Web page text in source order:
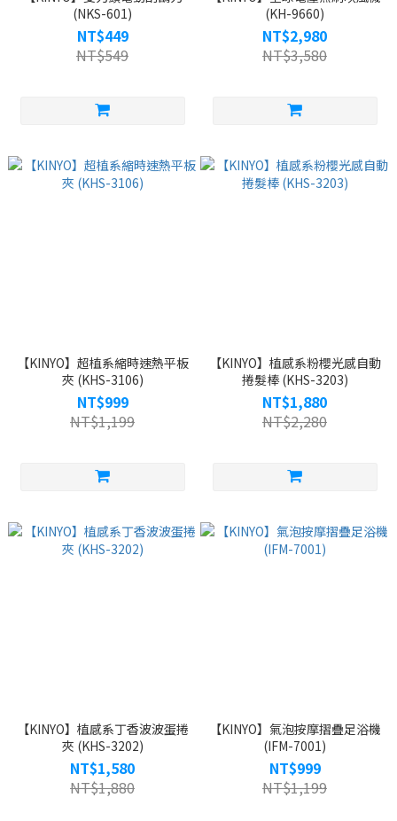
(NKS-601)
NT$449
NT$549
(KH-9660)
NT$2,980
NT$3,580
【KINYO】超植系縮時速熱平板
夾 (KHS-3106)
NT$999
NT$1,199
【KINYO】植感系粉櫻光感自動
捲髮棒 (KHS-3203)
NT$1,880
NT$2,280
【KINYO】植感系丁香波波蛋捲
夾 (KHS-3202)
NT$1,580
NT$1,880
【KINYO】氣泡按摩摺疊足浴機
(IFM-7001)
NT$999
NT$1,199